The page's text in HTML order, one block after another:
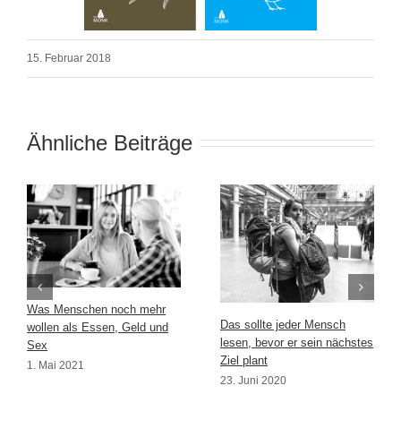
15. Februar 2018
Ähnliche Beiträge
Was Menschen noch mehr
wollen als Essen, Geld und
Sex
1. Mai 2021
Das sollte jeder Mensch
lesen, bevor er sein nächstes
Ziel plant
23. Juni 2020